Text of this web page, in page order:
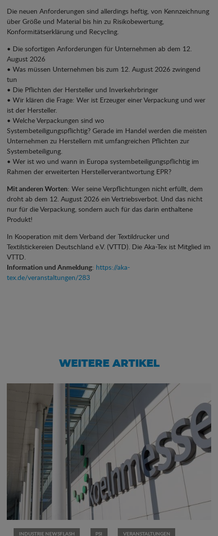
Die neuen Anforderungen sind allerdings heftig, von Kennzeichnung
über Größe und Material bis hin zu Risikobewertung,
Konformitätserklärung und Recycling.
• Die sofortigen Anforderungen für Unternehmen ab dem 12.
August 2026
• Was müssen Unternehmen bis zum 12. August 2026 zwingend
tun
• Die Pflichten der Hersteller und Inverkehrbringer
• Wir klären die Frage: Wer ist Erzeuger einer Verpackung und wer
ist der Hersteller.
• Welche Verpackungen sind wo
Systembeteiligungspflichtig? Gerade im Handel werden die meisten
Unternehmen zu Herstellern mit umfangreichen Pflichten zur
Systembeteiligung.
• Wer ist wo und wann in Europa systembeteiligungspflichtig im
Rahmen der erweiterten Herstellerverantwortung EPR?
Mit anderen Worten: Wer seine Verpflichtungen nicht erfüllt, dem
droht ab dem 12. August 2026 ein Vertriebsverbot. Und das nicht
nur für die Verpackung, sondern auch für das darin enthaltene
Produkt!
In Kooperation mit dem Verband der Textildrucker und
Textilstickereien Deutschland e.V. (VTTD). Die Aka-Tex ist Mitglied im
VTTD.
Information und Anmeldung: https://aka-
tex.de/veranstaltungen/283
WEITERE ARTIKEL
INDUSTRIE NEWSFLASH PSI VERANSTALTUNGEN